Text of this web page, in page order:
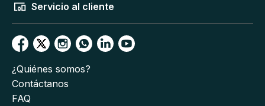
Servicio al cliente
¿Quiénes somos?
Contáctanos
FAQ